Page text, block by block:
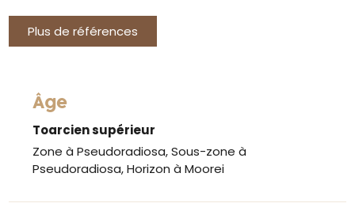
Plus de références
Âge
Toarcien supérieur
Zone à Pseudoradiosa, Sous-zone à
Pseudoradiosa, Horizon à Moorei